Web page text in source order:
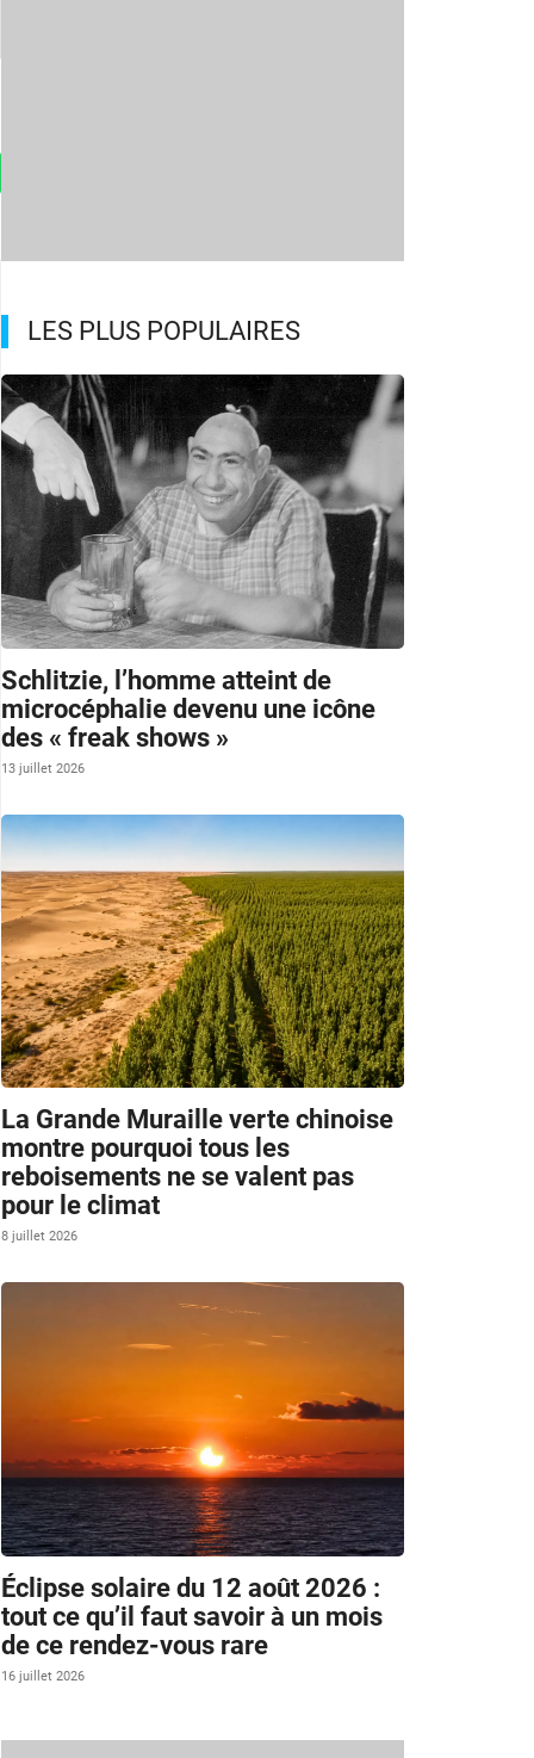
LES PLUS POPULAIRES
Schlitzie, l’homme atteint de
microcéphalie devenu une icône
des « freak shows »
13 juillet 2026
La Grande Muraille verte chinoise
montre pourquoi tous les
reboisements ne se valent pas
pour le climat
8 juillet 2026
Éclipse solaire du 12 août 2026 :
tout ce qu’il faut savoir à un mois
de ce rendez-vous rare
16 juillet 2026